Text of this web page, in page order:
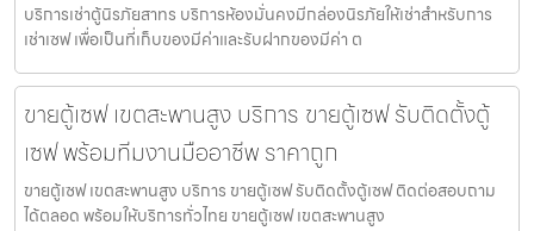
บริการเช่าตู้นิรภัยสาทร บริการห้องมั่นคงมีกล่องนิรภัยให้เช่าสำหรับการ
เช่าเซฟ เพื่อเป็นที่เก็บของมีค่าและรับฝากของมีค่า ต
ขายตู้เซฟ เขตสะพานสูง บริการ ขายตู้เซฟ รับติดตั้งตู้
เซฟ พร้อมทีมงานมืออาชีพ ราคาถูก
ขายตู้เซฟ เขตสะพานสูง บริการ ขายตู้เซฟ รับติดตั้งตู้เซฟ ติดต่อสอบถาม
ได้ตลอด พร้อมให้บริการทั่วไทย ขายตู้เซฟ เขตสะพานสูง